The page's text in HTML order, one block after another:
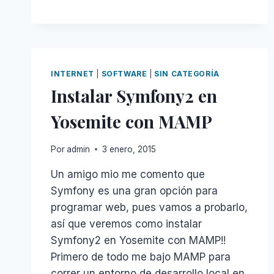
INTERNET SOFTWARE SIN CATEGORÍA
Instalar Symfony2 en
Yosemite con MAMP
Poradmin 3 enero, 2015
Un amigo mio me comento que
Symfony es una gran opción para
programar web, pues vamos a probarlo,
así que veremos como instalar
Symfony2 en Yosemite con MAMP!!
Primero de todo me bajo MAMP para